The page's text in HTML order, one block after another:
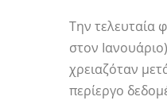
Την τελευταία
στον
χρειαζόταν
περίεργο